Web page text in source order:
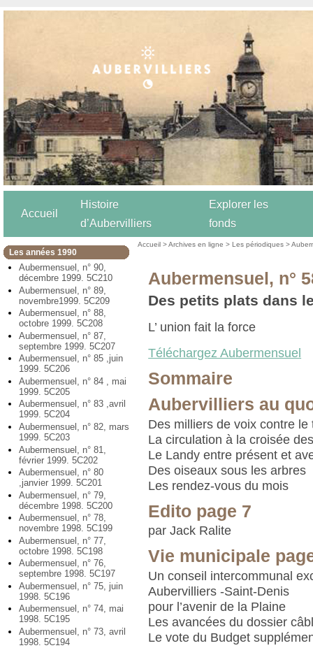
Accueil
Histoire
d’Aubervilliers
Explorer les
fonds
Les années 1990
Aubermensuel, n° 90,
décembre 1999. 5C210
Aubermensuel, n° 89,
novembre1999. 5C209
Aubermensuel, n° 88,
octobre 1999. 5C208
Aubermensuel, n° 87,
septembre 1999. 5C207
Aubermensuel, n° 85 ,juin
1999. 5C206
Aubermensuel, n° 84 , mai
1999. 5C205
Aubermensuel, n° 83 ,avril
1999. 5C204
Aubermensuel, n° 82, mars
1999. 5C203
Aubermensuel, n° 81,
février 1999. 5C202
Aubermensuel, n° 80
,janvier 1999. 5C201
Aubermensuel, n° 79,
décembre 1998. 5C200
Aubermensuel, n° 78,
novembre 1998. 5C199
Aubermensuel, n° 77,
octobre 1998. 5C198
Aubermensuel, n° 76,
septembre 1998. 5C197
Aubermensuel, n° 75, juin
1998. 5C196
Aubermensuel, n° 74, mai
1998. 5C195
Aubermensuel, n° 73, avril
1998. 5C194
Accueil >Archives en ligne >Les périodiques >
Aubermensuel, n°
Des petits plats dans
L’ union fait la force
Téléchargez Aubermensuel
Sommaire
Aubervilliers au
Des milliers de voix contre le
La circulation à la croisée
Le Landy entre présent et
Des oiseaux sous les arbres
Les rendez-vous du mois
Edito page 7
par Jack Ralite
Vie municipale
Un conseil intercommunal
Aubervilliers -Saint-Denis
pour l’avenir de la Plaine
Les avancées du dossier
Le vote du Budget